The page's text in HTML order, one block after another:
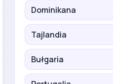
Dominikana
Tajlandia
Bułgaria